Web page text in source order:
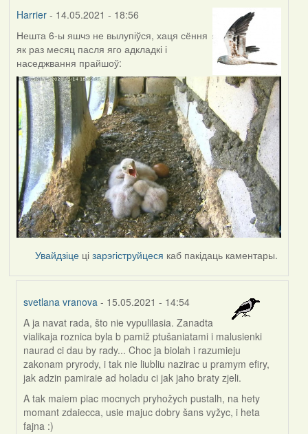
Harrier- 14.05.2021 - 18:56
Нешта 6-ы яшчэ не вылупіўся, хаця сёння
як раз месяц пасля яго адкладкі і
наседжвання прайшоў:
Увайдзіце цізарэгіструйцеся каб пакідаць каментары.
svetlana vranova - 15.05.2021 - 14:54
In
reply
to
by
Harrier
A ja navat rada, što nie vypulilasia. Zanadta
vialikaja roznica byla b pamiž ptušaniatami i malusienki
naurad ci dau by rady... Choc ja biolah i razumieju
zakonam pryrody, i tak nie liubliu nazirac u pramym efiry,
jak adzin pamiraie ad holadu ci jak jaho braty zjeli.
A tak maiem piac mocnych pryhožych pustalh, na hety
momant zdaiecca, usie majuc dobry šans vyžyc, i heta
fajna :)